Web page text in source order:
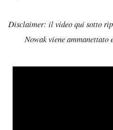
Disclaimer: il video qui sotto
Nowak viene